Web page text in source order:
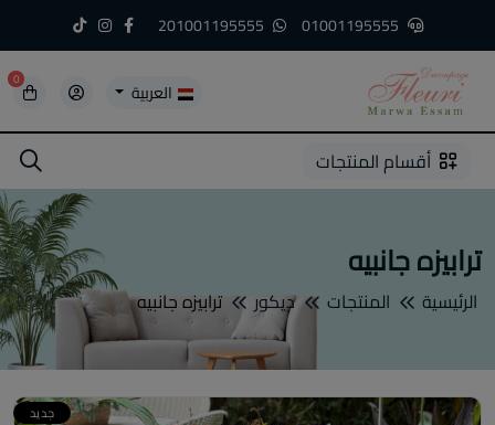
العربية 0
1
2
3
4
5
5 أقسام المنتجات
ترابيزه جانبيه
الرئيسية المنتجات ديكور ترابيزه جانبيه
جديد